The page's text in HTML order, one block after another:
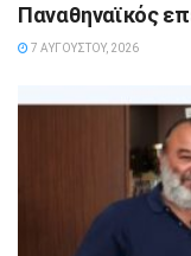
Παναθηναϊκός
7 ΑΥΓΟΎΣΤΟΥ, 2026